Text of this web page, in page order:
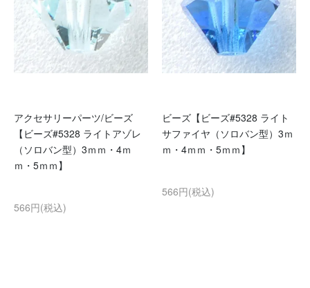
アクセサリーパーツ/ビーズ
【ビーズ#5328 ライトアゾレ
（ソロバン型）3ｍｍ・4ｍ
ｍ・5ｍｍ】
566円(税込)
ビーズ【ビーズ#5328 ライト
サファイヤ（ソロバン型）3ｍ
ｍ・4ｍｍ・5ｍｍ】
566円(税込)